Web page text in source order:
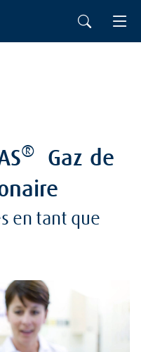
®
Gaz de
en tant que